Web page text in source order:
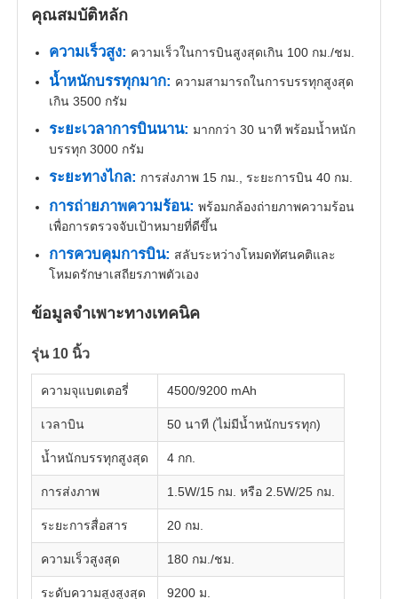
เกี่ยวกับเรา
คุณสมบัติหลัก
ความเร็วสูง: ความเร็วในการบินสูงสุดเกิน 100 กม./ชม.
น้ำหนักบรรทุกมาก: ความสามารถในการบรรทุกสูงสุด
เกิน 3500 กรัม
ระยะเวลาการบินนาน: มากกว่า 30 นาที พร้อมน้ำหนัก
บรรทุก 3000 กรัม
ระยะทางไกล: การส่งภาพ 15 กม., ระยะการบิน 40 กม.
การถ่ายภาพความร้อน: พร้อมกล้องถ่ายภาพความร้อน
เพื่อการตรวจจับเป้าหมายที่ดีขึ้น
การควบคุมการบิน: สลับระหว่างโหมดทัศนคติและ
โหมดรักษาเสถียรภาพตัวเอง
ข้อมูลจำเพาะทางเทคนิค
รุ่น 10 นิ้ว
ความจุแบตเตอรี่ 4500/9200 mAh
เวลาบิน 50 นาที (ไม่มีน้ำหนักบรรทุก)
น้ำหนักบรรทุกสูงสุด 4 กก.
การส่งภาพ 1.5W/15 กม. หรือ 2.5W/25 กม.
ระยะการสื่อสาร 20 กม.
ความเร็วสูงสุด 180 กม./ชม.
ระดับความสูงสูงสุด 9200 ม.